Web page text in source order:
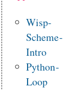
Wisp-
Scheme-
Intro
Python-
Loop